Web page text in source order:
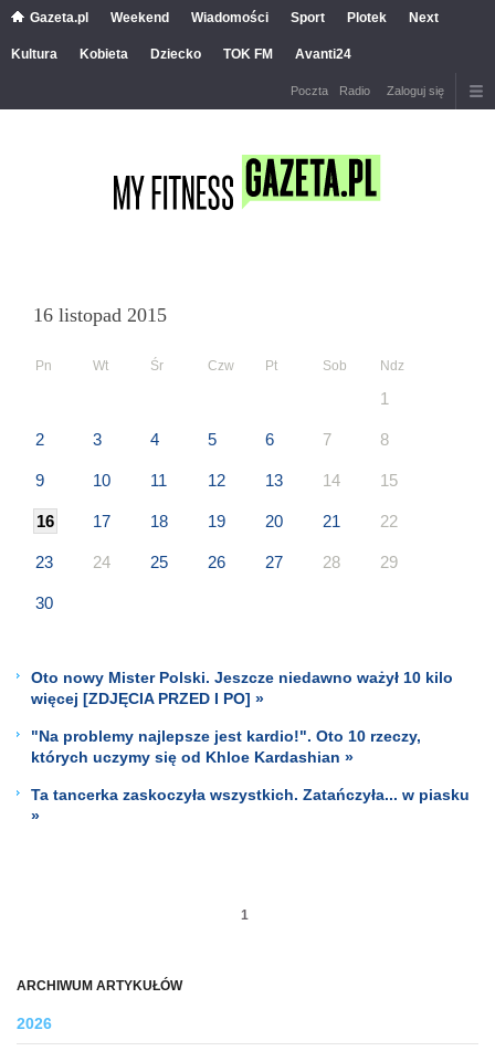
Gazeta.pl Weekend Wiadomości Sport Plotek Next
Kultura Kobieta Dziecko TOK FM Avanti24
Poczta Radio Zaloguj się
ARCHIWUM ARTYKUŁÓW
2026
16 listopad 2015
Pn Wt Śr Czw Pt Sob Ndz
1
2 3 4 5 6 7 8
9 10 11 12 13 14 15
16 17 18 19 20 21 22
23 24 25 26 27 28 29
30
Oto nowy Mister Polski. Jeszcze niedawno ważył 10 kilo
więcej [ZDJĘCIA PRZED I PO] »
"Na problemy najlepsze jest kardio!". Oto 10 rzeczy,
których uczymy się od Khloe Kardashian »
Ta tancerka zaskoczyła wszystkich. Zatańczyła... w piasku
»
1